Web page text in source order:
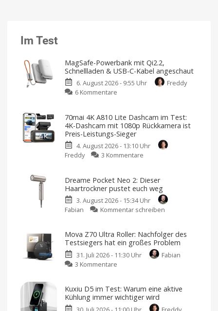
Im Test
MagSafe-Powerbank mit Qi2.2,
Schnellladen & USB-C-Kabel angeschaut
6. August 2026 - 9:55 Uhr
Freddy
6 Kommentare
mit
Qi2.2,
Schnellladen
&
USB-
angeschaut
Mit
mAh
Lisen
70mai 4K A810 Lite Dashcam im Test:
4K-Dashcam mit 1080p Rückkamera ist
Preis-Leistungs-Sieger
4. August 2026 - 13:10 Uhr
Freddy
3 Kommentare
A810
Lite
Dashcam
im
Dashcam
mit
1080p
Preis-
Leistungs-
Sieger
Dreame Pocket Neo 2: Dieser
Haartrockner pustet euch weg
3. August 2026 - 15:34 Uhr
Fabian
Kommentar schreiben
Neo
2:
Dieser
weg
ist
Mova Z70 Ultra Roller: Nachfolger des
Testsiegers hat ein großes Problem
31. Juli 2026 - 11:30 Uhr
Fabian
3 Kommentare
Ultra
Roller:
Kuxiu D5 im Test: Warum eine aktive
Kühlung immer wichtiger wird